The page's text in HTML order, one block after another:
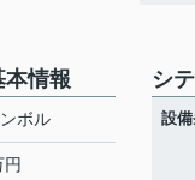
本情報
ボル
シ
設